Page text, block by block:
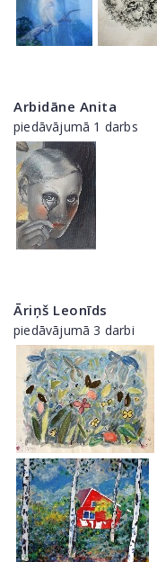
Arbidāne Anita
piedāvājumā 1 darbs
Āriņš Leonīds
piedāvājumā 3 darbi